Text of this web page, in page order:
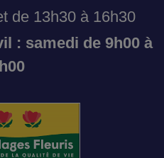
de 13h30 à 16h30
: samedi de 9h00 à